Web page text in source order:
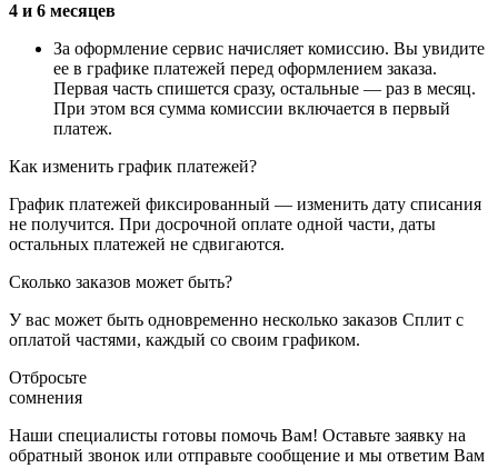
4 и 6 месяцев
За оформление сервис начисляет комиссию. Вы увидите
ее в графике платежей перед оформлением заказа.
Первая часть спишется сразу, остальные — раз в месяц.
При этом вся сумма комиссии включается в первый
платеж.
Как изменить график платежей?
График платежей фиксированный — изменить дату списания
не получится. При досрочной оплате одной части, даты
остальных платежей не сдвигаются.
Сколько заказов может быть?
У вас может быть одновременно несколько заказов Сплит с
оплатой частями, каждый со своим графиком.
Отбросьте
сомнения
Наши специалисты готовы помочь Вам! Оставьте заявку на
обратный звонок или отправьте сообщение и мы ответим Вам